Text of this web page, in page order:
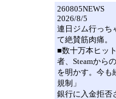
260805NEWS
2026/8/5
連日ジム行っち
て絶賛筋肉痛。
■数十万本ヒッ
者、Steamから
を明かす。今も
規制」
銀行に入金拒否